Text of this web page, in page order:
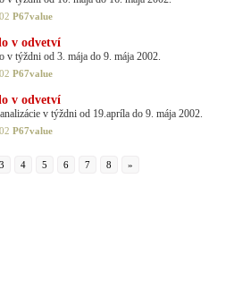
P67value
v odvetví
v týždni od 3. mája do 9. mája 2002.
P67value
v odvetví
v týždni od 19.apríla do 9. mája 2002.
P67value
3 4 5 6 7 8 »